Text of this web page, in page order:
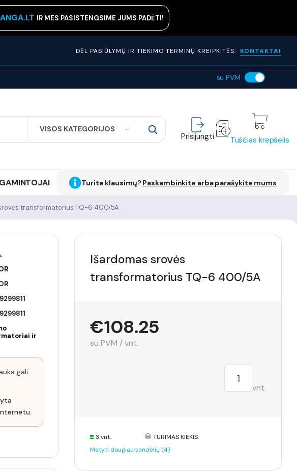
IR MES PASISTENGSIME JUMS PADĖTI!
DĖL PASIŪLYMŲ IR TIEKIMO TERMINŲ KREIPKITĖS: KONTAKTAI
su PVM
VISOS KATEGORIJOS
SEARCH Prisijungti Tuščias krepšelis
GAMINTOJAI Turite klausimų? Paskambinkite arba parašykite mums
transformatorius TQ-6 400/5A
ir
gali
Išardomas srovės
transformatorius TQ-6 400/5A
€108.25
su PVM / vnt.
vnt.
3 vnt.
TURIMAS KIEKIS
Matyti daugiau sandėlių (4)